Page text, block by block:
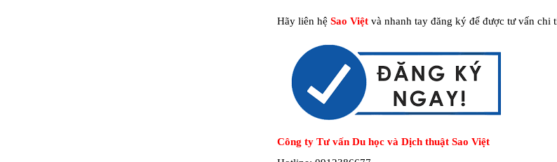
Hãy liên hệ Sao Việtvà nhanh tay đăng ký để được tư vấn chi
Công ty Tư vấn Du học và Dịch thuật Sao Việt